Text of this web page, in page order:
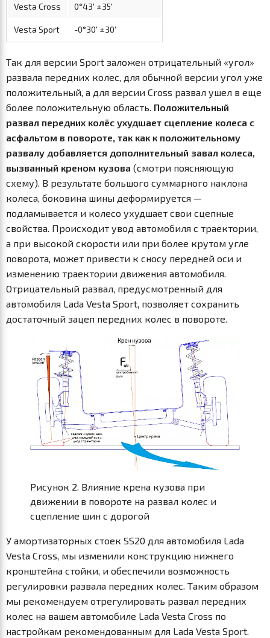
Vesta Cross 0°43' ±35'
Vesta Sport -0°30' ±30'
Так для версии Sport заложен отрицательный «угол»
развала передних колес, для обычной версии угол уже
положительный, а для версии Cross развал ушел в еще
более положительную область. Положительный
развал передних колёс ухудшает сцепление колеса с
асфальтом в повороте, так как к положительному
развалу добавляется дополнительный завал колеса,
вызванный креном кузова (смотри поясняющую
схему). В результате большого суммарного наклона
колеса, боковина шины деформируется —
подламывается и колесо ухудшает свои сцепные
свойства. Происходит увод автомобиля с траектории,
а при высокой скорости или при более крутом угле
поворота, может привести к сносу передней оси и
изменению траектории движения автомобиля.
Отрицательный развал, предусмотренный для
автомобиля Lada Vesta Sport, позволяет сохранить
достаточный зацеп передних колес в повороте.
Рисунок 2. Влияние крена кузова при
движении в повороте на развал колес и
сцепление шин с дорогой
У амортизаторных стоек SS20 для автомобиля Lada
Vesta Cross, мы изменили конструкцию нижнего
кронштейна стойки, и обеспечили возможность
регулировки развала передних колес. Таким образом
мы рекомендуем отрегулировать развал передних
колес на вашем автомобиле Lada Vesta Cross по
настройкам рекомендованным для Lada Vesta Sport.